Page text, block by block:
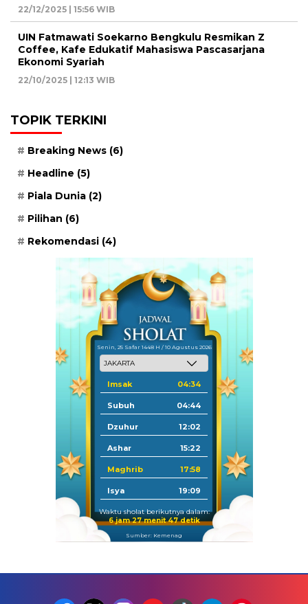
22/12/2025 | 15:56 WIB
UIN Fatmawati Soekarno Bengkulu Resmikan Z
Coffee, Kafe Edukatif Mahasiswa Pascasarjana
Ekonomi Syariah
22/10/2025 | 12:13 WIB
TOPIK TERKINI
Breaking News (6)
Headline (5)
Piala Dunia (2)
Pilihan (6)
Rekomendasi (4)
Senin, 25 Safar 1448 H / 10 Agustus 2026
Imsak 04:34
Subuh 04:44
Dzuhur 12:02
Ashar 15:22
Maghrib 17:58
Isya 19:09
Waktu sholat berikutnya dalam:
6 jam 27 menit 46 detik
Sumber: Kemenag